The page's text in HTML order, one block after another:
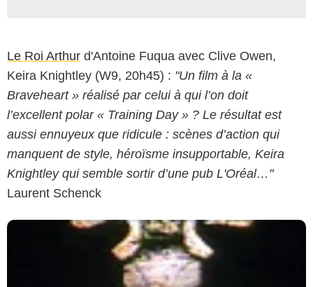
Le Roi Arthur d'Antoine Fuqua avec Clive Owen,
Keira Knightley (W9, 20h45) : "Un film à la «
Braveheart » réalisé par celui à qui l’on doit
l’excellent polar « Training Day » ? Le résultat est
aussi ennuyeux que ridicule : scènes d’action qui
manquent de style, héroïsme insupportable, Keira
Knightley qui semble sortir d’une pub L'Oréal…"
Laurent Schenck